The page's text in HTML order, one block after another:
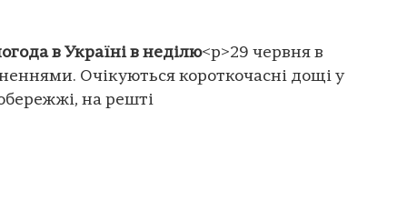
в Україні в неділю<p>29 червня в
Очікуються короткочасні дощі у
на решті